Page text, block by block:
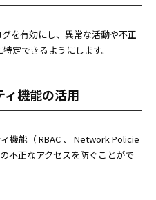
を有効にし、異常な活動や不正
定できるようにします。
機能の活用
機能（ RBAC 、 Network Policie
不正なアクセスを防ぐことがで